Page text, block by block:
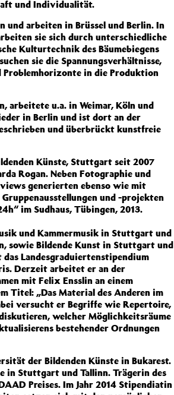
und Individualität.
und arbeiten in Brüssel und Berlin. In
sie sich durch unterschiedliche
Kulturtechnik des Bäumebiegens
sie die Spannungsverhältnisse,
Problemhorizonte in die Produktion
arbeitete u.a. in Weimar, Köln und
in Berlin und ist dort an der
und überbrückt kunstfreie
Künste, Stuttgart seit 2007
Rogan. Neben Fotographie und
generierten ebenso wie mit
und -projekten
im Sudhaus, Tübingen, 2013.
und Kammermusik in Stuttgart und
sowie Bildende Kunst in Stuttgart und
Landesgraduiertenstipendium
Derzeit arbeitet er an der
mit Felix Ensslin an einem
Titel: „Das Material des Anderen im
versucht er Begriffe wie Repertoire,
welcher Möglichkeitsräume
bestehender Ordnungen
der Bildenden Künste in Bukarest.
in Stuttgart und Tallinn. Trägerin des
Preises. Im Jahr 2014 Stipendiatin